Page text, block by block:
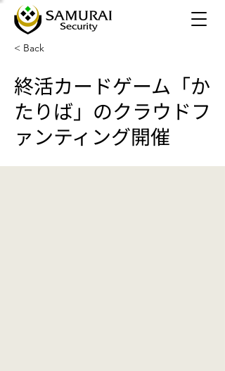
< Back
終活カードゲーム「か
たりば」のクラウドフ
ァンティング開催